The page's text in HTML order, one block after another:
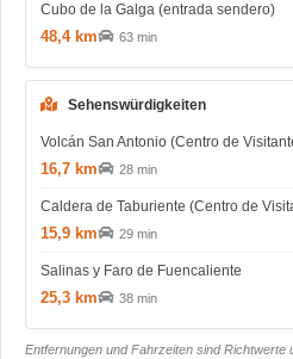
Cubo de la Galga (entrada sendero)
48,4 km 63 min
Sehenswürdigkeiten
Volcán San Antonio (Centro de
16,7 km 28 min
Caldera de Taburiente (Centro de
15,9 km 29 min
Salinas y Faro de Fuencaliente
25,3 km 38 min
Entfernungen und Fahrzeiten sind Richtwerte